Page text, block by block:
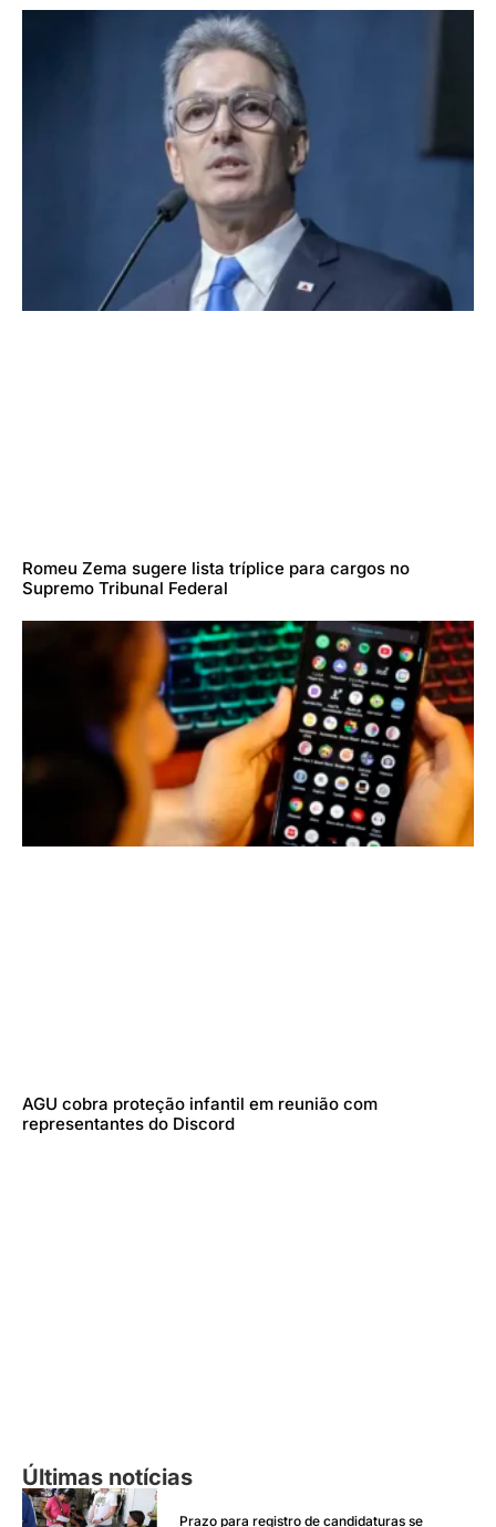
Romeu Zema sugere lista tríplice para cargos no
Supremo Tribunal Federal
AGU cobra proteção infantil em reunião com
representantes do Discord
Últimas notícias
Prazo para registro de candidaturas se